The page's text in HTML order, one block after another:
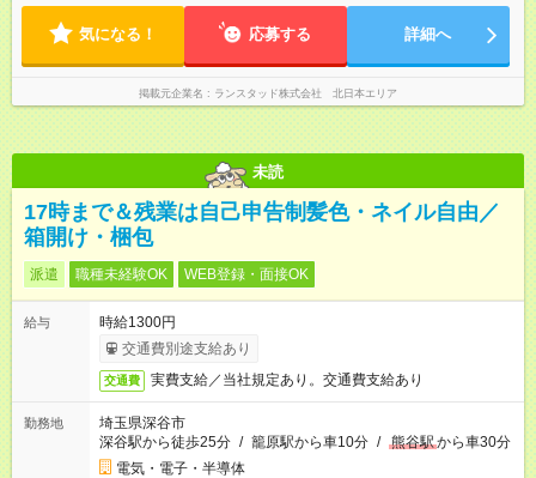
気になる！ 応募する 詳細へ
掲載元企業名 ランスタッド株式会社 北日本エリア
未読
17時まで＆残業は自己申告制髪色・ネイル自由／
箱開け・梱包
派遣 職種未経験OK WEB登録・面接OK
給与
時給1300円
交通費別途支給あり
交通費 実費支給／当社規定あり。交通費支給あり
勤務地
埼玉県深谷市
深谷駅から徒歩25分 / 籠原駅から車10分 / 熊谷駅から車30分
電気・電子・半導体